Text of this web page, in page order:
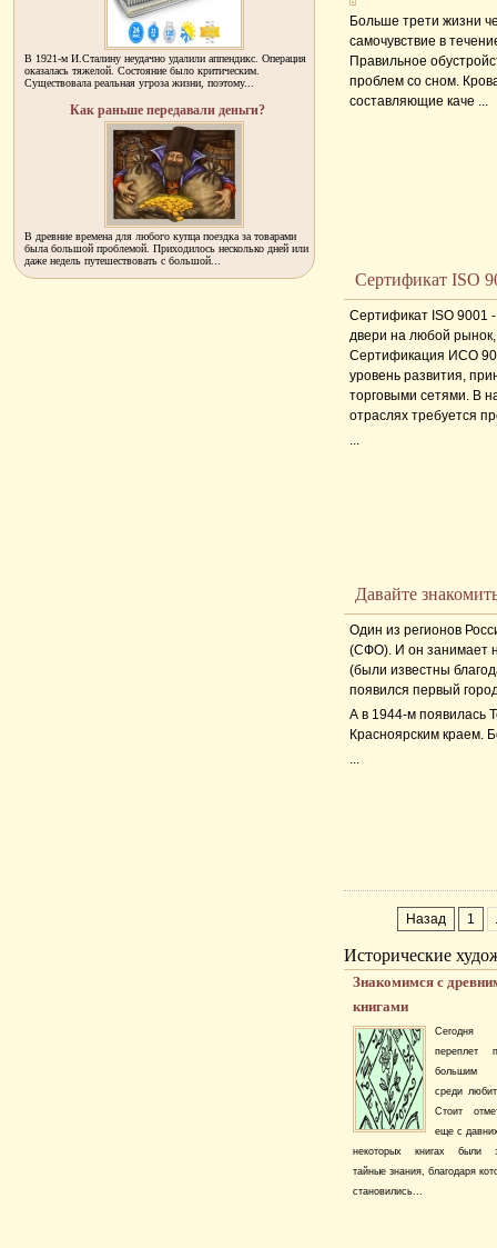
Больше трети жизни
самочувствие в
Правильное
проблем со сном.
составляющие каче ...
Сертификат ISO
Сертификат ISO 9001
двери на любой
Сертификация ИСО
уровень развития,
торговыми сетями. В
отраслях требуется
...
Давайте
Один из регионов
(СФО). И он занимает
(были известны
появился первый
А в 1944-м появилась
Красноярским краем.
...
Назад 1
Исторические
Знакомимся с
книгами
Сегодня
переплет
большим
среди
Стоит
еще с
некоторых книгах были
тайные знания, благодаря
становились...
В 1921-м И.Сталину неудачно удалили аппендикс. Операция
оказалась тяжелой. Состояние было критическим.
Существовала реальная угроза жизни, поэтому...
Как раньше передавали деньги?
В древние времена для любого купца поездка за товарами
была большой проблемой. Приходилось несколько дней или
даже недель путешествовать с большой...